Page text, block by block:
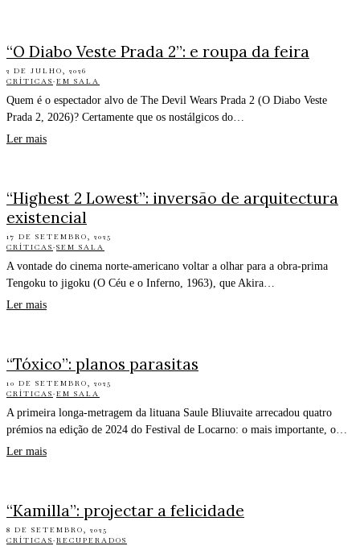
“O Diabo Veste Prada 2”: e roupa da feira
2 DE JULHO, 2026
CRÍTICAS·EM SALA
Quem é o espectador alvo de The Devil Wears Prada 2 (O Diabo Veste
Prada 2, 2026)? Certamente que os nostálgicos do…
Ler mais
“Highest 2 Lowest”: inversão de arquitectura
existencial
17 DE SETEMBRO, 2025
CRÍTICAS·SEM SALA
A vontade do cinema norte-americano voltar a olhar para a obra-prima
Tengoku to jigoku (O Céu e o Inferno, 1963), que Akira…
Ler mais
“Tóxico”: planos parasitas
10 DE SETEMBRO, 2025
CRÍTICAS·EM SALA
A primeira longa-metragem da lituana Saule Bliuvaite arrecadou quatro
prémios na edição de 2024 do Festival de Locarno: o mais importante, o…
Ler mais
“Kamilla”: projectar a felicidade
8 DE SETEMBRO, 2025
CRÍTICAS·RECUPERADOS